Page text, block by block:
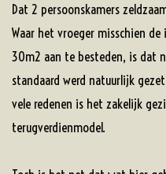
Dat 2 persoonskamers
Waar het vroeger misschien
30m2 aan te besteden, is dat
standaard werd natuurlijk
vele redenen is het zakelijk
terugverdienmodel.